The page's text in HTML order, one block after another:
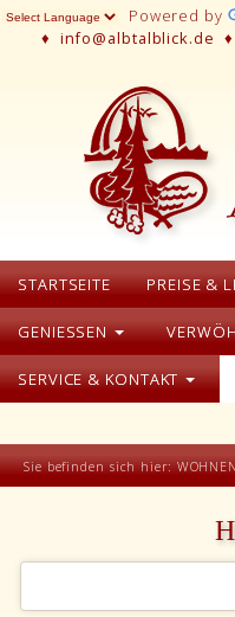
Powered by
♦ info@albtalblick.de
STARTSEITE PREISE &
GENIESSEN
SERVICE & KONTAKT
Sie befinden sich hier: